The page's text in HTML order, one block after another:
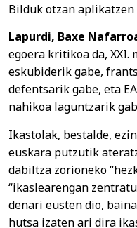
Bilduk otzan
Lapurdi, Baxe
egoera kritikoa da, XXI.
eskubiderik gabe,
defentsarik gabe, eta
nahikoa laguntzarik
Ikastolak, bestalde,
euskara putzutik
dabiltza zorioneko
“ikaslearengan
denari eusten dio,
hutsa izaten ari dira